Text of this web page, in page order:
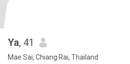
Ya, 41
Mae Sai, Chiang Rai, Thailand